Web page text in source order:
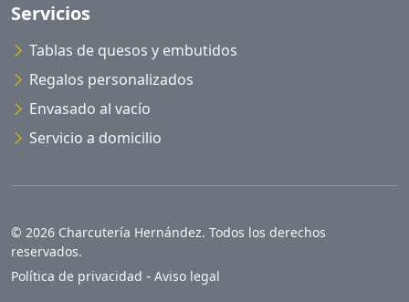
Servicios
Tablas de quesos y embutidos
Regalos personalizados
Envasado al vacío
Servicio a domicilio
© 2026 Charcutería Hernández. Todos los derechos
reservados.
Política de privacidad - Aviso legal